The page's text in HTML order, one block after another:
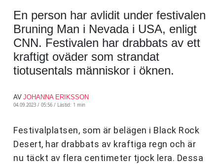
En person har avlidit under festivalen
Bruning Man i Nevada i USA, enligt
CNN. Festivalen har drabbats av ett
kraftigt oväder som strandat
tiotusentals människor i öknen.
AV JOHANNA ERIKSSON
04.09.2023 / 05:56 / Lästid: 1 min
Festivalplatsen, som är belägen i Black Rock
Desert, har drabbats av kraftiga regn och är
nu täckt av flera centimeter tjock lera. Dessa